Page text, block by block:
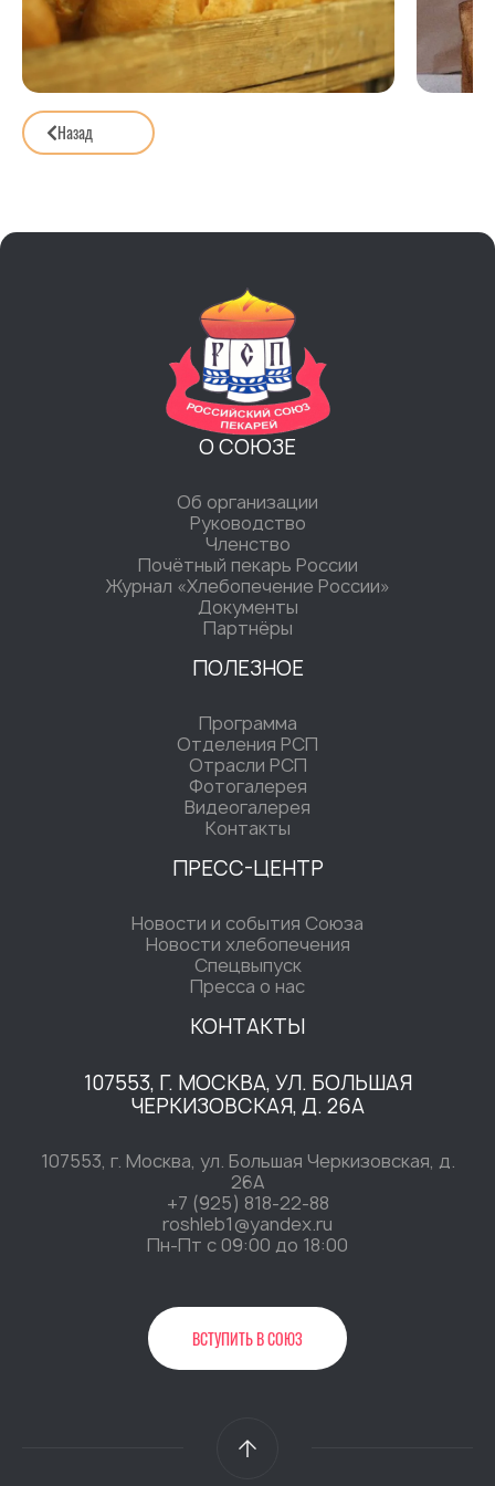
Назад
О СОЮЗЕ
Об организации
Руководство
Членство
Почётный пекарь России
Журнал «Хлебопечение России»
Документы
Партнёры
ПОЛЕЗНОЕ
Программа
Отделения РСП
Отрасли РСП
Фотогалерея
Видеогалерея
Контакты
ПРЕСС-ЦЕНТР
Новости и события Союза
Новости хлебопечения
Спецвыпуск
Пресса о нас
КОНТАКТЫ
107553, Г. МОСКВА, УЛ. БОЛЬШАЯ
ЧЕРКИЗОВСКАЯ, Д. 26А
107553, г. Москва, ул. Большая Черкизовская, д.
26А
+7 (925) 818-22-88
roshleb1@yandex.ru
Пн-Пт c 09:00 до 18:00
ВСТУПИТЬ В СОЮЗ